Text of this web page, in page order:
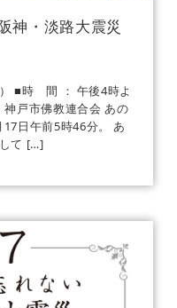
神・淡路大震災
■時 間 ： 午後4時よ
戸市佛教連合会 あの
日午前5時46分。 あ
て […]